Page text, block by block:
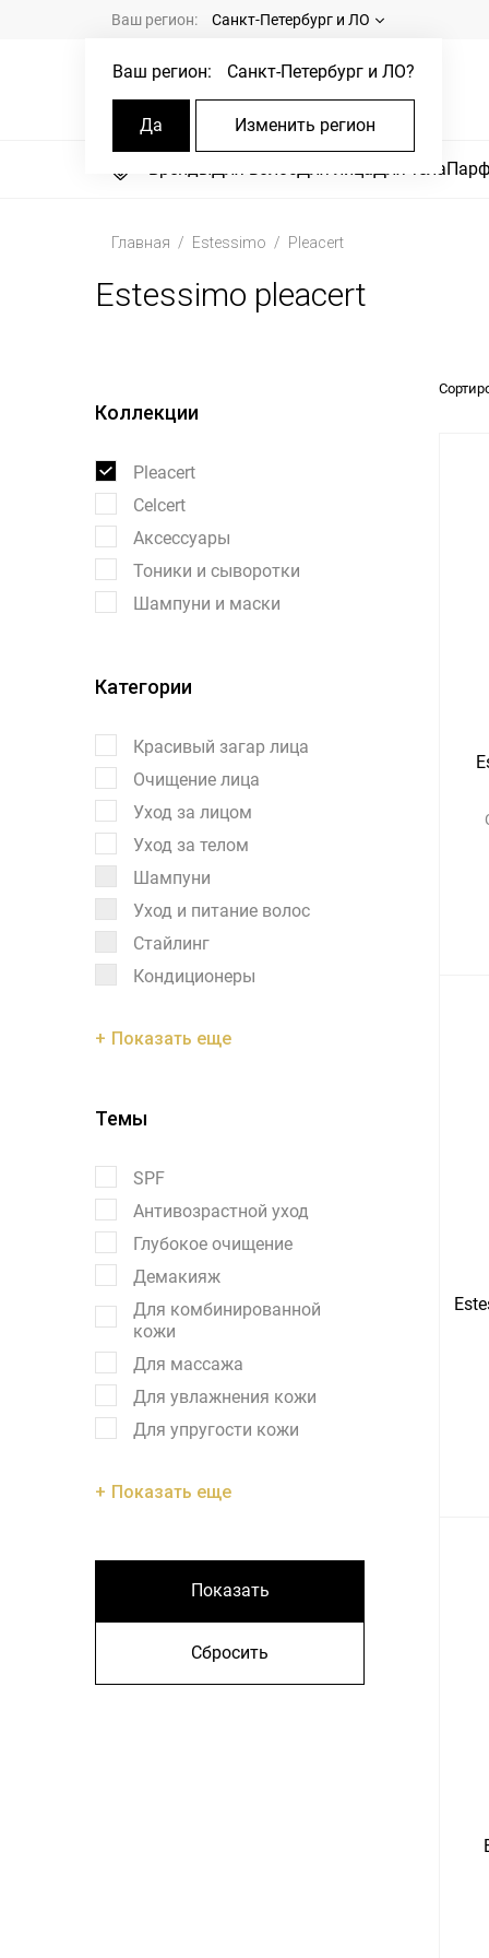
Ваш регион: Санкт-Петербург и ЛО
Ваш регион: Санкт-Петербург и ЛО?
Да Изменить регион
БрендыДля волосДля лицаДля тела
Главная Estessimo Pleacert
Estessimo pleacert
Коллекции
Pleacert
Celcert
Аксессуары
Тоники и сыворотки
Шампуни и маски
Категории
Красивый загар лица
Очищение лица
Уход за лицом
Уход за телом
Шампуни
Уход и питание волос
Стайлинг
Кондиционеры
Показать еще
Темы
SPF
Антивозрастной уход
Глубокое очищение
Демакияж
Для комбинированной
кожи
Для массажа
Для увлажнения кожи
Для упругости кожи
Показать еще
Показать
Сбросить